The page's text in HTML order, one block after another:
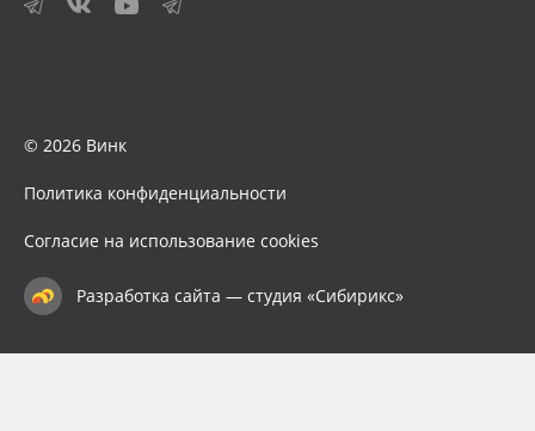
© 2026 Винк
Политика конфиденциальности
Согласие на использование cookies
Разработка сайта — студия «Сибирикс»